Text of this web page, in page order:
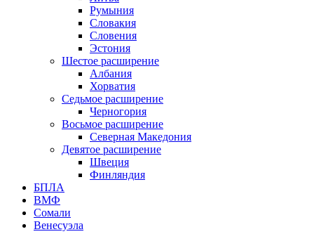
Румыния
Словакия
Словения
Эстония
Шестое расширение
Албания
Хорватия
Седьмое расширение
Черногория
Восьмое расширение
Северная Македония
Девятое расширение
Швеция
Финляндия
БПЛА
ВМФ
Сомали
Венесуэла